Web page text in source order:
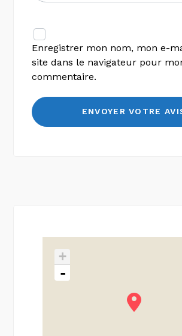
Enregistrer mon nom, mon e-
site dans le navigateur pour
commentaire.
+
-